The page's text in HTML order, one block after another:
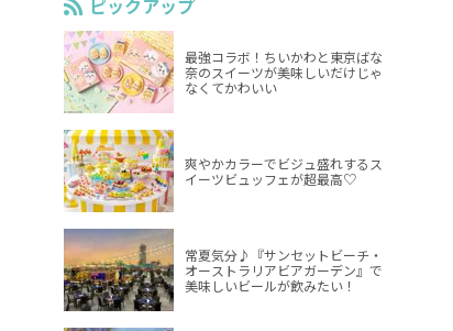
ピックアップ
最強コラボ！ちいかわと東京ばな
奈のスイーツが美味しいだけじゃ
なくてかわいい
爽やかカラーでビジュ盛れするス
イーツビュッフェが超最高♡
常夏気分♪『サンセットビーチ・
オーストラリアビアガーデン』で
美味しいビールが飲みたい！